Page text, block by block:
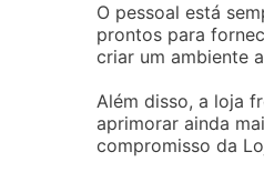
O pessoal está
prontos para
criar um ambiente
Além disso, a loja
aprimorar ainda
compromisso da